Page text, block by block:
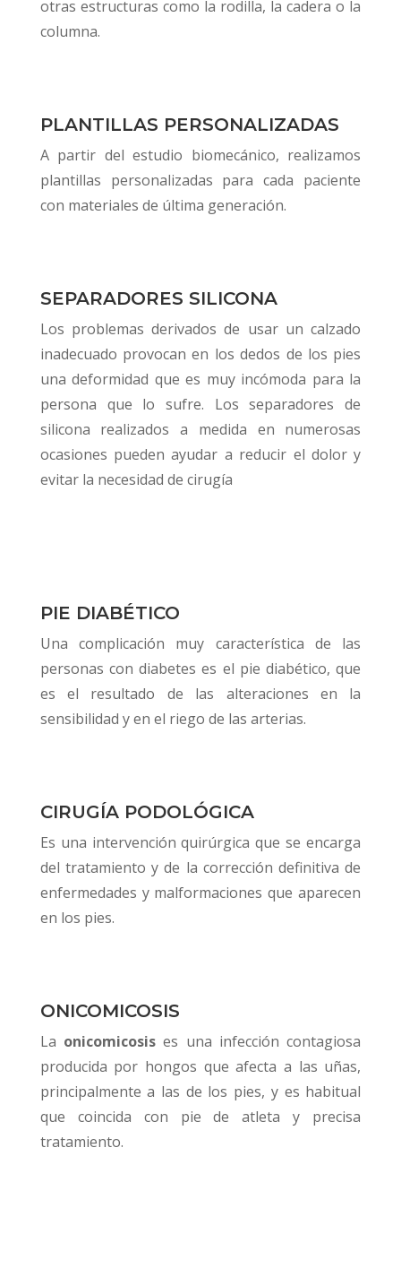
otras estructuras como la rodilla, la cadera o la
columna.
PLANTILLAS PERSONALIZADAS
A partir del estudio biomecánico, realizamos
plantillas personalizadas para cada paciente
con materiales de última generación.
SEPARADORES SILICONA
Los problemas derivados de usar un calzado
inadecuado provocan en los dedos de los pies
una deformidad que es muy incómoda para la
persona que lo sufre. Los separadores de
silicona realizados a medida en numerosas
ocasiones pueden ayudar a reducir el dolor y
evitar la necesidad de cirugía
PIE DIABÉTICO
Una complicación muy característica de las
personas con diabetes es el pie diabético, que
es el resultado de las alteraciones en la
sensibilidad y en el riego de las arterias.
CIRUGÍA PODOLÓGICA
Es una intervención quirúrgica que se encarga
del tratamiento y de la corrección definitiva de
enfermedades y malformaciones que aparecen
en los pies.
ONICOMICOSIS
La onicomicosis es una infección contagiosa
producida por hongos que afecta a las uñas,
principalmente a las de los pies, y es habitual
que coincida con pie de atleta y precisa
tratamiento.